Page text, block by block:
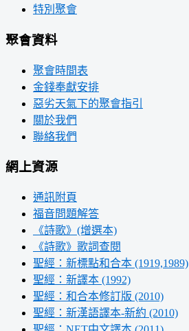
特別聚會
聚會資料
聚會時間表
金錢奉獻安排
惡劣天氣下的聚會指引
關於我們
聯絡我們
網上資源
通訊附頁
福音問題解答
《詩歌》(增選本)
《詩歌》歌詞查閱
聖經：新標點和合本 (1919,1989)
聖經：新譯本 (1992)
聖經：和合本修訂版 (2010)
聖經：新漢語譯本-新約 (2010)